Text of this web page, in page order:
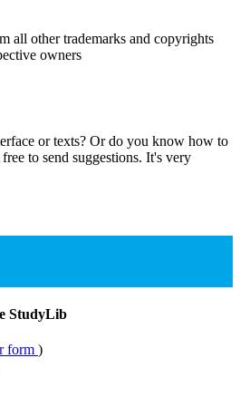
all other trademarks and copyrights
owners
or texts? Or do you know how to
to send suggestions. It's very
StudyLib
form )